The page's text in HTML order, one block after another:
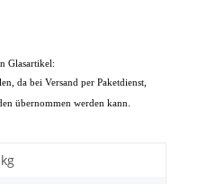
Glasartikel:
da bei Versand per Paketdienst,
übernommen werden kann.